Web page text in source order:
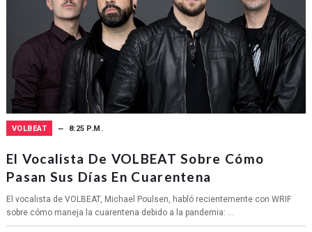
VOLBEAT 8:25 P.M.
El Vocalista De VOLBEAT Sobre Cómo
Pasan Sus Días En Cuarentena
El vocalista de VOLBEAT, Michael Poulsen, habló recientemente con WRIF
sobre cómo maneja la cuarentena debido a la pandemia: ...